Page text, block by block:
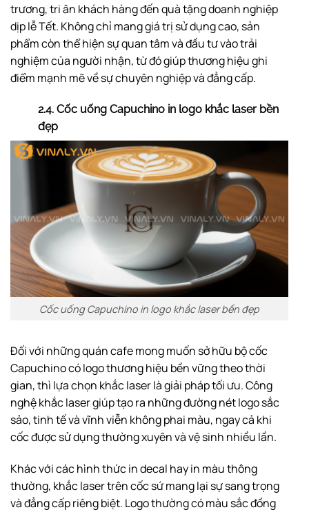
trương, tri ân khách hàng đến quà tặng doanh nghiệp
dịp lễ Tết. Không chỉ mang giá trị sử dụng cao, sản
phẩm còn thể hiện sự quan tâm và đầu tư vào trải
nghiệm của người nhận, từ đó giúp thương hiệu ghi
điểm mạnh mẽ về sự chuyên nghiệp và đẳng cấp.
2.4. Cốc uống Capuchino in logo khắc laser bền
đẹp
Cốc uống Capuchino in logo khắc laser bền đẹp
Đối với những quán cafe mong muốn sở hữu bộ cốc
Capuchino có logo thương hiệu bền vững theo thời
gian, thì lựa chọn khắc laser là giải pháp tối ưu. Công
nghệ khắc laser giúp tạo ra những đường nét logo sắc
sảo, tinh tế và vĩnh viễn không phai màu, ngay cả khi
cốc được sử dụng thường xuyên và vệ sinh nhiều lần.
Khác với các hình thức in decal hay in màu thông
thường, khắc laser trên cốc sứ mang lại sự sang trọng
và đẳng cấp riêng biệt. Logo thường có màu sắc đồng